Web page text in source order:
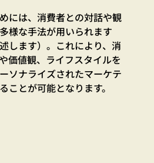
には、消費者との対話や観
様な手法が用いられます
します）。これにより、消
価値観、ライフスタイルを
ソナライズされたマーケテ
ことが可能となります。